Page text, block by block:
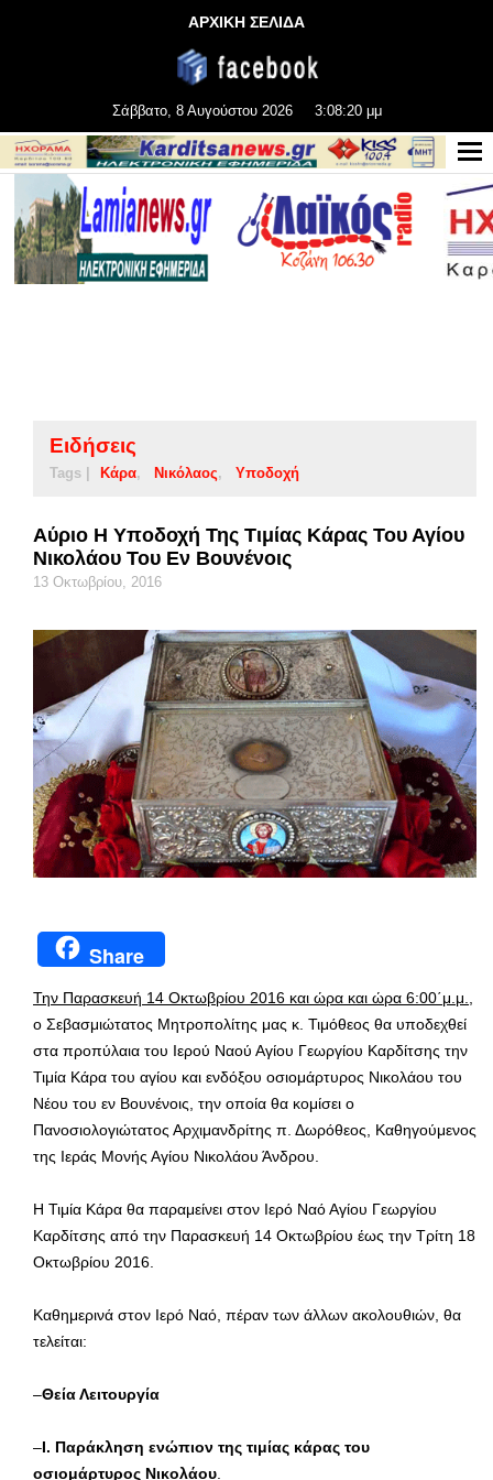
ΑΡΧΙΚΗ ΣΕΛΙΔΑ
Σάββατο, 8 Αυγούστου 2026 3:08:20 μμ
Ειδήσεις
Tags | Κάρα Νικόλαος Υποδοχή
Αύριο Η Υποδοχή Της Τιμίας Κάρας Του Αγίου
Νικολάου Του Εν Βουνένοις
13 Οκτωβρίου, 2016
Share
Την Παρασκευή 14 Οκτωβρίου 2016 και ώρα και ώρα 6:00΄μ.μ.
ο Σεβασμιώτατος Μητροπολίτης μας κ. Τιμόθεος θα υποδεχθεί
στα προπύλαια του Ιερού Ναού Αγίου Γεωργίου Καρδίτσης την
Τιμία Κάρα του αγίου και ενδόξου οσιομάρτυρος Νικολάου του
Νέου του εν Βουνένοις, την οποία θα κομίσει ο
Πανοσιολογιώτατος Αρχιμανδρίτης π. Δωρόθεος, Καθηγούμενος
της Ιεράς Μονής Αγίου Νικολάου Άνδρου.
Η Τιμία Κάρα θα παραμείνει στον Ιερό Ναό Αγίου Γεωργίου
Καρδίτσης από την Παρασκευή 14 Οκτωβρίου έως την Τρίτη 18
Οκτωβρίου 2016.
Καθημερινά στον Ιερό Ναό, πέραν των άλλων ακολουθιών, θα
τελείται:
–Θεία Λειτουργία
–Ι. Παράκληση ενώπιον της τιμίας κάρας του
οσιομάρτυρος Νικολάου